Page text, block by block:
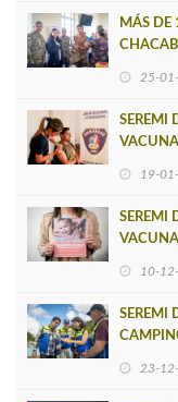
MÁS DE
25-
SEREMI
19-
SEREMI
10-
SEREMI
23-